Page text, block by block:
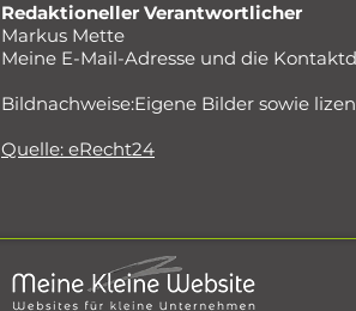
Redaktioneller Verantwortlicher
Markus Mette
Meine E-Mail-Adresse und die
​Bildnachweise:Eigene Bilder sowie
Quelle: eRecht24